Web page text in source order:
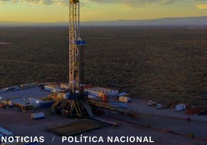
NOTICIAS POLÍTICA NACIONAL